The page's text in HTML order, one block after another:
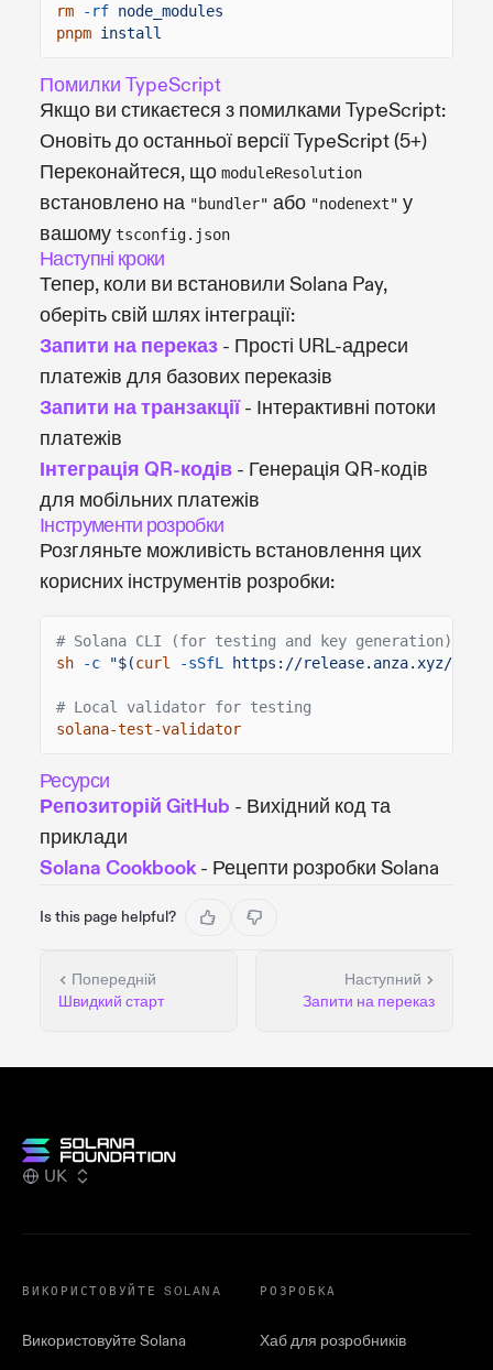
rm -rf node_modules
pnpm install
Помилки TypeScript
Якщо ви стикаєтеся з помилками TypeScript:
Оновіть до останньої версії TypeScript (5+)
Переконайтеся, що moduleResolution
встановлено на "bundler" або "nodenext" у
вашому tsconfig.json
Наступні кроки
Тепер, коли ви встановили Solana Pay,
оберіть свій шлях інтеграції:
Запити на переказ - Прості URL-адреси
платежів для базових переказів
Запити на транзакції- Інтерактивні потоки
платежів
Інтеграція QR-кодів - Генерація QR-кодів
для мобільних платежів
Інструменти розробки
Розгляньте можливість встановлення цих
корисних інструментів розробки:
# Solana CLI (for testing and key generation)
sh
-c "$(curl -sSfL https://release.anza.xyz/
# Local validator for testing
solana-test-validator
Ресурси
Репозиторій GitHub - Вихідний код та
приклади
Solana Cookbook- Рецепти розробки Solana
Is this page helpful?
Попередній
Швидкий старт
Наступний
Запити на переказ
UK
ВИКОРИСТОВУЙТЕ SOLANA
Використовуйте Solana
РОЗРОБКА
Хаб для розробників